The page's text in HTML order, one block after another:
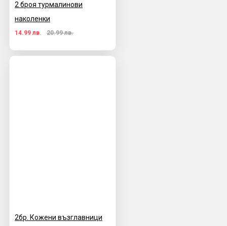
2 броя турмалинови
наколенки
14.99 лв. 20.99 лв.
2бр. Кожени възглавници